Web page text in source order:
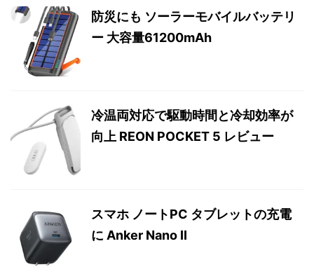
防災にも ソーラーモバイルバッテリ
ー 大容量61200mAh
冷温両対応で駆動時間と冷却効率が
向上 REON POCKET 5 レビュー
スマホ ノートPC タブレットの充電
に Anker Nano II